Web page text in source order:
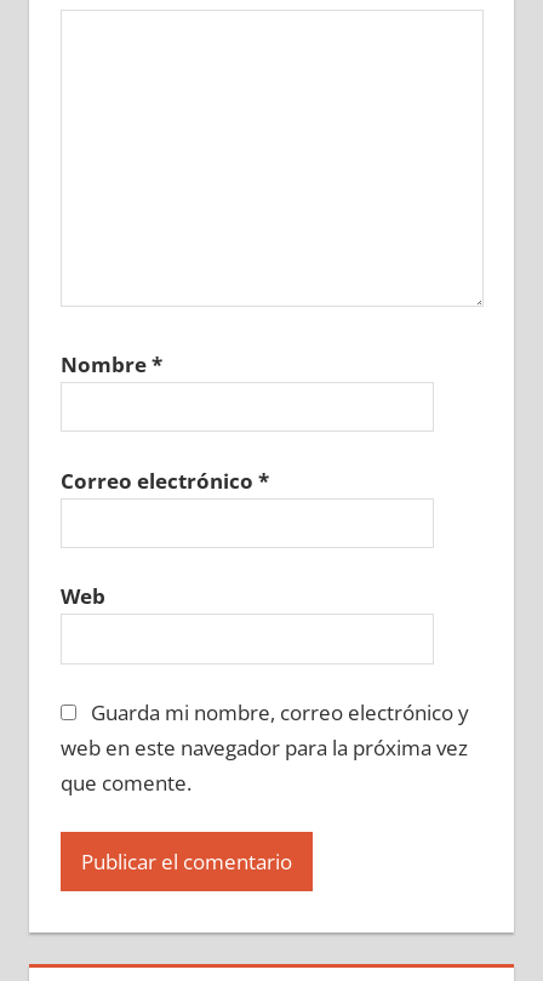
Nombre*
Correo electrónico *
Web
Guarda mi nombre, correo electrónico y
web en este navegador para la próxima vez
que comente.